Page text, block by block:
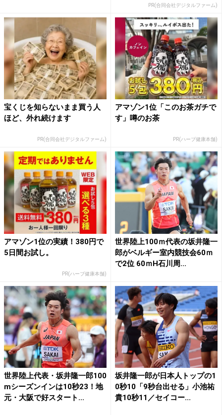
PR(合同会社デジタルファーム)
宝くじを知らないまま買う人
ほど、外れ続けます
PR(合同会社デジタルファーム)
アマゾン1位「このお茶ガチで
す」噂のお茶
PR(ハーブ健康本舗)
アマゾン1位の実績！380円で
5日間お試し。
PR(ハーブ健康本舗)
世界陸上100ｍ代表の坂井隆一
郎がベルギー室内競技会60ｍ
で2位 60ｍH石川周...
世界陸上代表・坂井隆一郎100
mシーズンインは10秒23！地
元・大阪で好スタート...
坂井隆一郎が日本人トップの1
0秒10「9秒台出せる」小池祐
貴10秒11／セイコー...